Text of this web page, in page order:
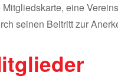
eine
seinen Beitritt zur